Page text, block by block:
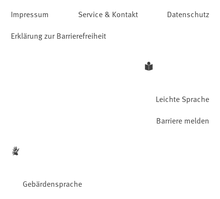
Impressum Service & Kontakt
Datenschutz
Erklärung zur Barrierefreiheit
Leichte Sprache
Gebärdensprache
Barriere melden